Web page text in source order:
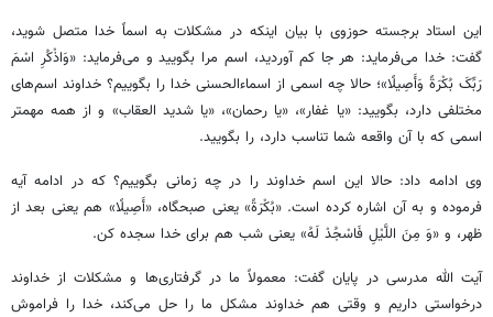
این استاد برجسته حوزوی با بیان اینکه در مشکلات به اسماً خدا متصل شوید،
گفت: خدا می‌فرماید: هر جا کم آوردید، اسم مرا بگویید و می‌فرماید:«وَاذْکُرِ اسْمَ
رَبِّکَ بُکْرَةً وَأَصِیلًا»؛ حالا چه اسمی از اسماءالحسنی خدا را بگوییم؟ خداوند اسم‌های
مختلفی دارد، بگویید: «یا غفار»، «یا رحمان»، «یا شدید العقاب» و از همه مهمتر
اسمی که با آن واقعه شما تناسب دارد، را بگویید.
وی ادامه داد: حالا این اسم خداوند را در چه زمانی بگوییم؟ که در ادامه آیه
فرموده و به آن اشاره کرده است. «بُکْرَةً» یعنی صبحگاه،«أَصِیلًا» هم یعنی بعد از
ظهر، و «وَ مِنَ اللَّیْلِ فَاسْجُدْ لَهُ» یعنی شب هم برای خدا سجده کن.
آیت الله مدرسی در پایان گفت: معمولاً ما در گرفتاری‌ها و مشکلات از خداوند
درخواستی داریم و وقتی هم خداوند مشکل ما را حل می‌کند، خدا را فراموش